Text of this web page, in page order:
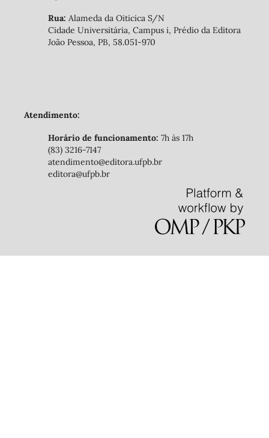
Rua: Alameda da Oiticica S/N
Cidade Universitária, Campus i, Prédio da Editora
João Pessoa, PB, 58.051-970
Atendimento:
Horário de funcionamento: 7h às 17h
(83) 3216-7147
atendimento@editora.ufpb.br
editora@ufpb.br